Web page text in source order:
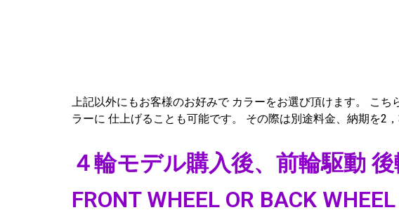
上記以外にもお客様のお好みで カラーをお選び頂けます。 こち
ラーに 仕上げることも可能です。 その際は別途料金、納期を2，
４輪モデル購入後、前輪駆動
FRONT WHEEL OR BACK